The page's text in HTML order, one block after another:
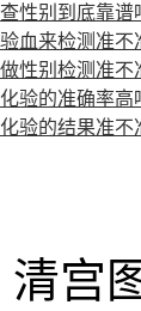
性别到底靠谱
血来检测准不
性别检测准不
验的准确率高
验的结果准不
宫